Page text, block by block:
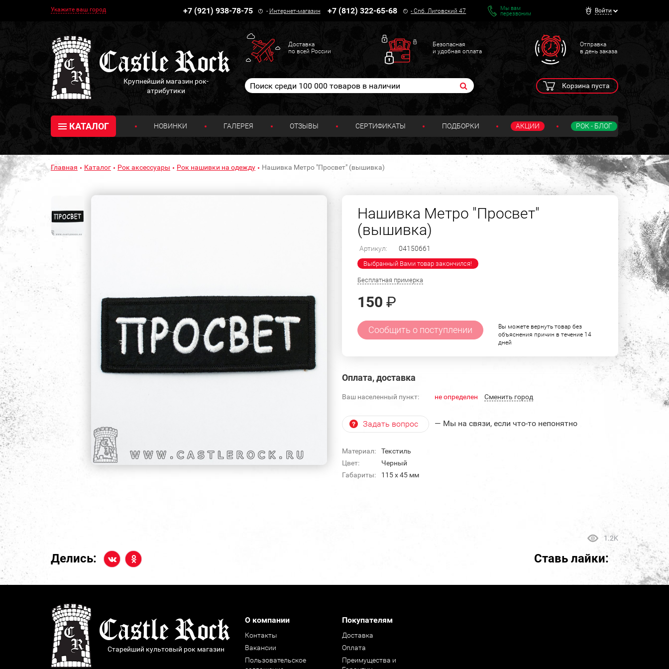
Укажите ваш город +7 (921) 938-78-75 - Интернет-магазин +7 (812) 322-65-68 -Спб. Лиговский 47
Мы вам
перезвоним
Войти
Крупнейший магазин рок-
атрибутики
Доставка
по всей России
Безопасная
и удобная оплата
Отправка
в день заказа
Корзина пуста
КАТАЛОГ НОВИНКИ ГАЛЕРЕЯ ОТЗЫВЫ СЕРТИФИКАТЫ ПОДБОРКИ АКЦИИ РОК - БЛОГ
Главная Каталог Рок аксессуары Рок нашивки на одежду Нашивка Метро "Просвет" (вышивка)
Нашивка Метро "Просвет"
(вышивка)
Артикул: 04150661
Выбранный Вами товар закончился!
Бесплатная примерка
150 ₽
Сообщить о поступлении
Вы можете вернуть товар без
объяснения причин в течение 14
дней
Оплата, доставка
Ваш населенный пункт: не определен Cменить город
Задать вопрос — Мы на связи, если что-то непонятно
Материал:
Текстиль
Цвет:
Черный
Габариты:
115 x 45 мм
1.2K
Делись: Ставь лайки:
Старейший культовый рок магазин
О компании
Контакты
Вакансии
Пользовательское
Покупателям
Доставка
Оплата
Преимущества и